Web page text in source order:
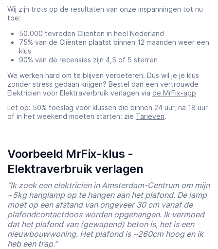
Wij zijn trots op de resultaten van onze inspanningen tot nu
toe:
50.000 tevreden Cliënten in heel Nederland
75% van de Cliënten plaatst binnen 12 maanden weer een
klus
90% van de recensies zijn 4,5 of 5 sterren
We werken hard om te blijven verbeteren. Dus wil je je klus
zonder stress gedaan krijgen? Bestel dan een vertrouwde
Elektricien voor Elektraverbruik verlagen via de MrFix-app
Let op: 50% toeslag voor klussen die binnen 24 uur, na 18 uur
of in het weekend moeten starten: zie Tarieven.
Voorbeeld MrFix-klus -
Elektraverbruik verlagen
“Ik zoek een elektricien in Amsterdam-Centrum om mijn
~5kg hanglamp op te hangen aan het plafond. De lamp
moet op een afstand van ongeveer 30 cm vanaf de
plafondcontactdoos worden opgehangen. Ik vermoed
dat het plafond van (gewapend) beton is, het is een
nieuwbouwwoning. Het plafond is ~260cm hoog en ik
heb een trap.”